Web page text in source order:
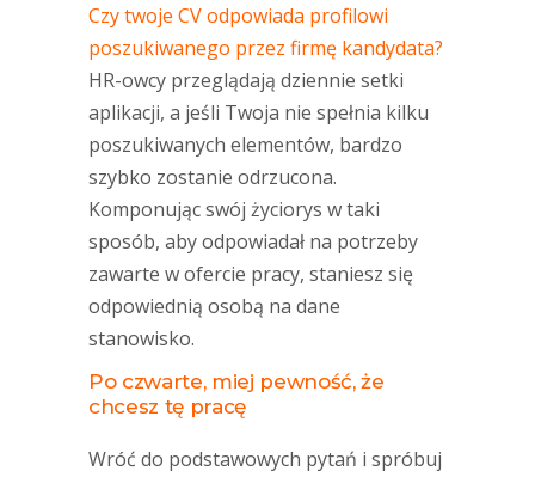
Czy twoje CV odpowiada profilowi
poszukiwanego przez firmę kandydata?
HR-owcy przeglądają dziennie setki
aplikacji, a jeśli Twoja nie spełnia kilku
poszukiwanych elementów, bardzo
szybko zostanie odrzucona.
Komponując swój życiorys w taki
sposób, aby odpowiadał na potrzeby
zawarte w ofercie pracy, staniesz się
odpowiednią osobą na dane
stanowisko.
Po czwarte, miej pewność, że
chcesz tę pracę
Wróć do podstawowych pytań i spróbuj